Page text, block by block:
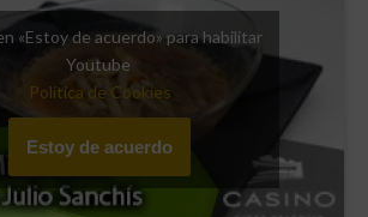
«Estoy de acuerdo» para habilitar
Youtube
Política de Cookies
Estoy de acuerdo